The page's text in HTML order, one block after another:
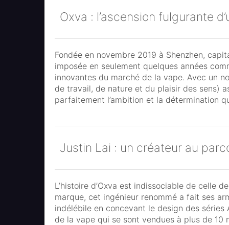
Oxva : l’ascension fulgurante
Fondée en novembre 2019 à Shenzhen,
imposée en seulement quelques années
innovantes du marché de la vape. Avec un
de travail, de nature et du plaisir des sens)
parfaitement l’ambition et la détermination
Justin Lai : un créateur au
L’histoire d’Oxva est indissociable de celle
marque, cet ingénieur renommé a fait ses
indélébile en concevant le design des séries
de la vape qui se sont vendues à plus de 10